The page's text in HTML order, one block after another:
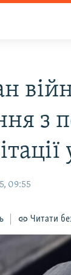
з
09:55
Читати